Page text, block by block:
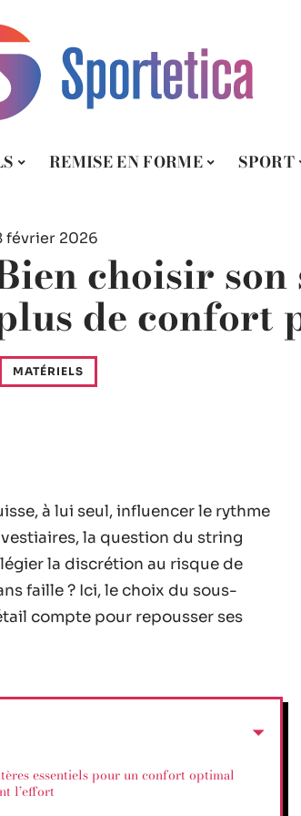
REMISE EN FORME SPORT
février 2026
choisir
de confort
MATÉRIELS
à lui seul, influencer le rythme
la question du string
la discrétion au risque de
faille ? Ici, le choix du sous-
compte pour repousser ses
essentiels pour un confort optimal
l’effort